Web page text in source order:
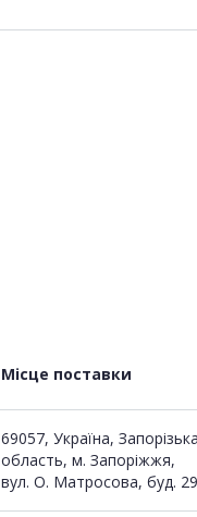
Місце поставки
69057, Україна, Запорізька
область, м. Запоріжжя,
вул. О. Матросова, буд. 29